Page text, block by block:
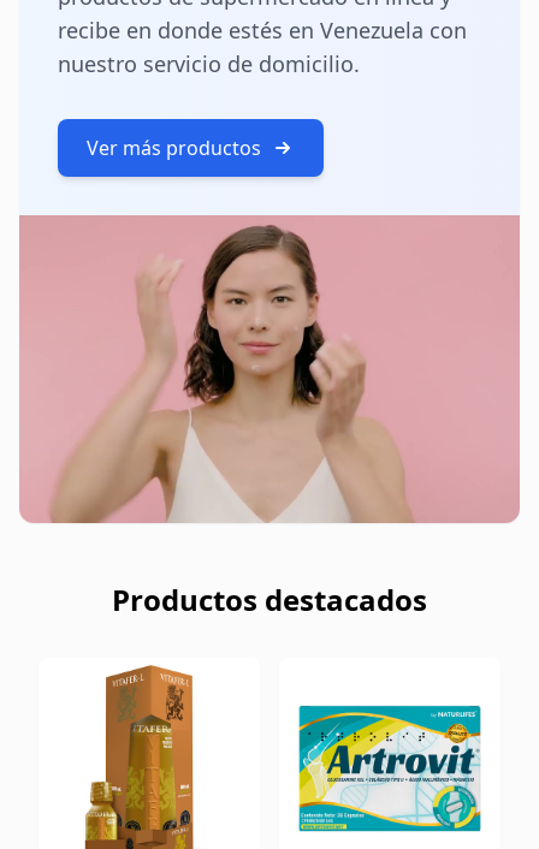
recibe en donde estés en Venezuela con
nuestro servicio de domicilio.
Ver más productos
Productos destacados